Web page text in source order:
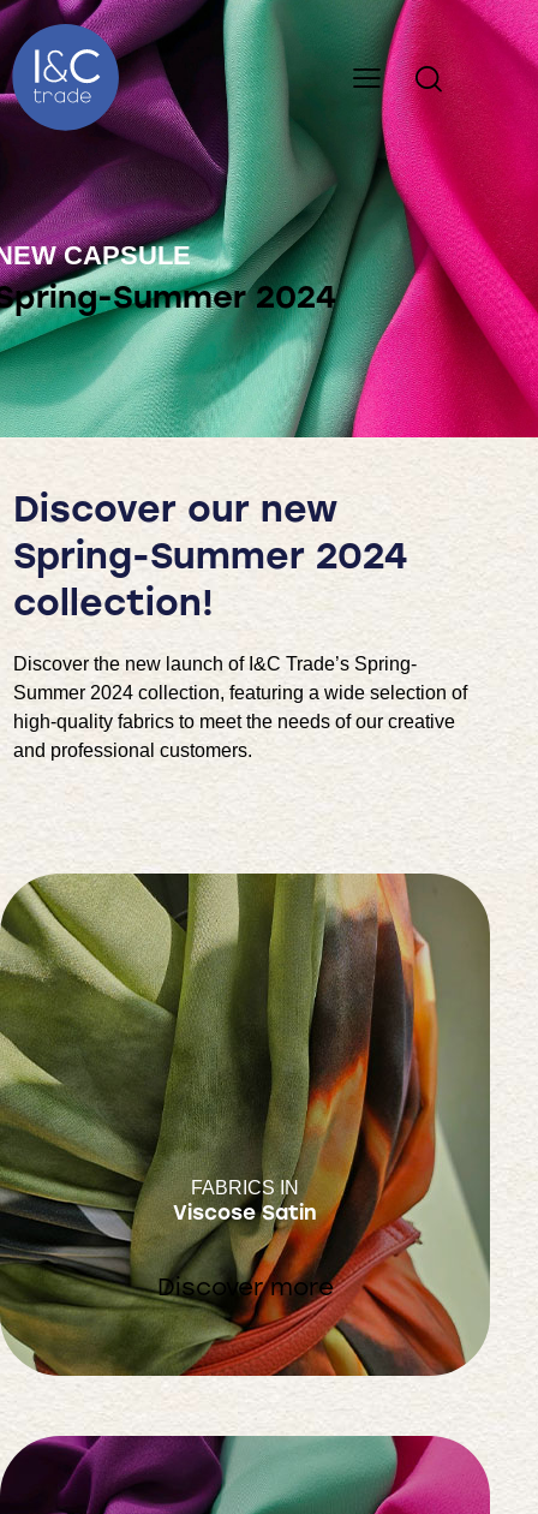
CAPSULE
Summer 2024
Discover our new
Spring-Summer 2024
collection!
Discover the new launch of I&C Trade’s Spring-
Summer 2024 collection, featuring a wide selection of
high-quality fabrics to meet the needs of our creative
and professional customers.
FABRICS IN
Viscose Satin
Discover more